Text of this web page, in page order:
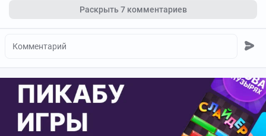
Раскрыть7 комментариев